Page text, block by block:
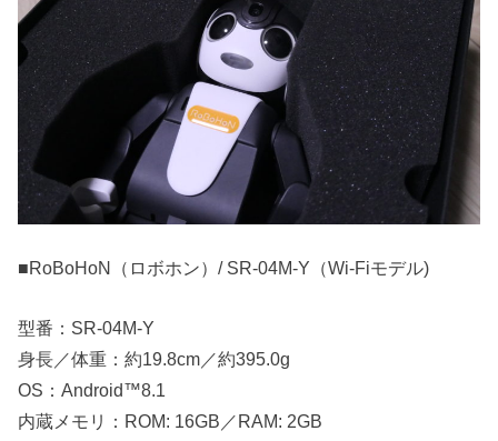
■RoBoHoN（ロボホン）/ SR-04M-Y（Wi-Fiモデル)
型番：SR-04M-Y
身長／体重：約19.8cm／約395.0g
OS：Android™8.1
内蔵メモリ：ROM: 16GB／RAM: 2GB